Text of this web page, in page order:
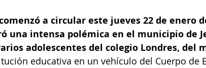
a circular este jueves 22 de enero
una intensa polémica en el municipio de
adolescentes del colegio Londres, del
educativa en un vehículo del Cuerpo de